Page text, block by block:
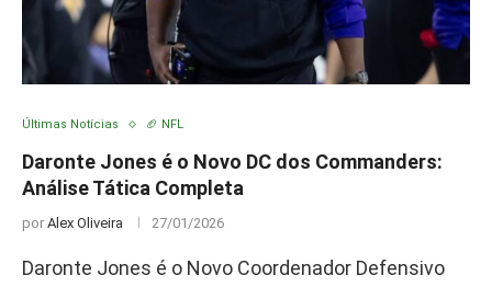
Últimas Notícias 🏈 NFL
Daronte Jones é o Novo DC dos Commanders:
Análise Tática Completa
por Alex Oliveira 27/01/2026
Daronte Jones é o Novo Coordenador Defensivo